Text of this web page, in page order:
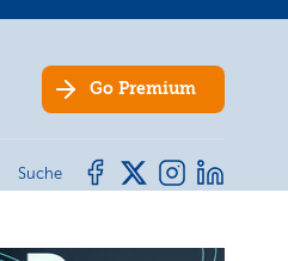
Go Premium
Suche